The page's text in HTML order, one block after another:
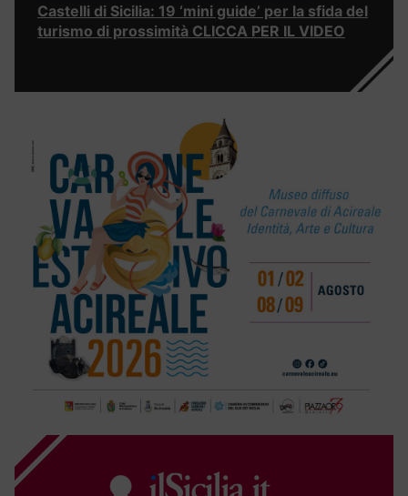
Castelli di Sicilia: 19 ‘mini guide’ per la sfida del
turismo di prossimità CLICCA PER IL VIDEO